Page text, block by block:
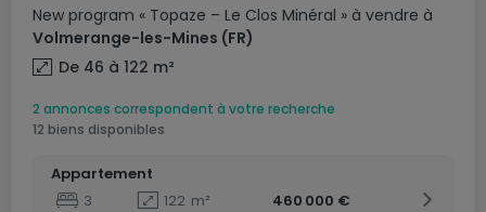
New program « Topaze – Le Clos Minéral » à vendre à
Volmerange-les-Mines (FR)
De 46 à 122 m²
2 annonces correspondent à votre recherche
12 biens disponibles
Appartement
3
122 m²
460 000 €